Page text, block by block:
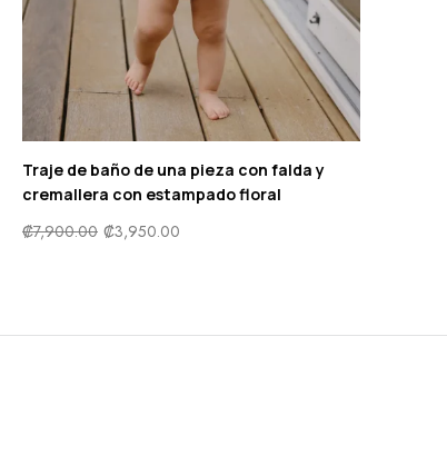
Traje de baño de una pieza con falda y
cremallera con estampado floral
₡7,900.00 ₡3,950.00